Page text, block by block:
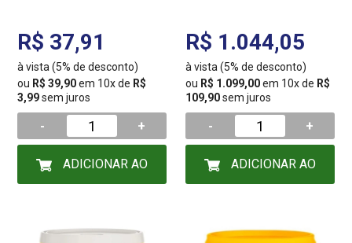
140049/147829/
121798
R$ 37,91
à vista (5% de desconto)
ou R$ 39,90em 10x de R$
3,99sem juros
- +
ACQUELLA STONES
112310
R$ 1.044,05
à vista (5% de desconto)
ou R$ 1.099,00em 10x de R$
109,90sem juros
- +